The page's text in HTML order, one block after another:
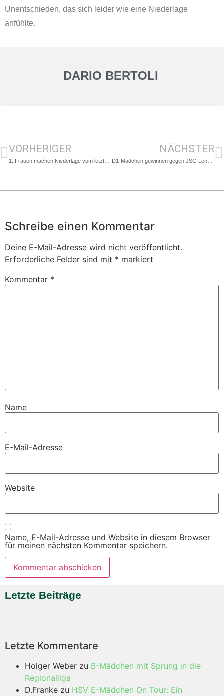
Unentschieden, das sich leider wie eine Niederlage
anfühlte.
DARIO BERTOLI
VORHERIGER NÄCHSTER
D1-Mädchen gewinnen gegen JSG Lenzinghausen-Spenge!
Schreibe einen Kommentar
Deine E-Mail-Adresse wird nicht veröffentlicht.
Erforderliche Felder sind mit * markiert
Kommentar *
Name
E-Mail-Adresse
Website
Name, E-Mail-Adresse und Website in diesem Browser
für meinen nächsten Kommentar speichern.
Letzte Beiträge
Letzte Kommentare
Holger Weber zu B-Mädchen mit Sprung in die
Regionalliga
D.Franke zu HSV E-Mädchen On Tour: Ein